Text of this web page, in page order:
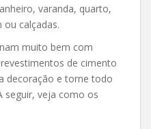
varanda, quarto,
ou calçadas.
muito bem com
de cimento
decoração e torne todo
seguir, veja como os